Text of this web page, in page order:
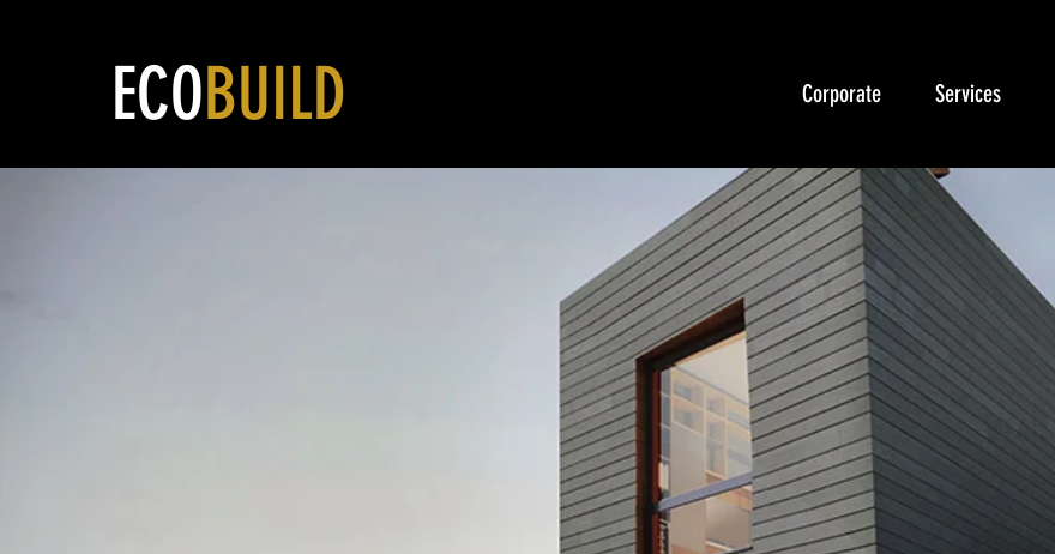
ECOBUILD Corporate Services